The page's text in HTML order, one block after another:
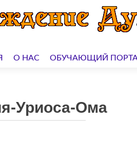
О НАС ОБУЧАЮЩИЙ
Уриоса-Ома